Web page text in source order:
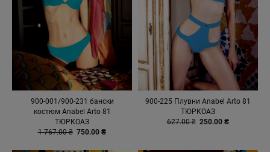
900-001/900-231 бански
костюм Anabel Arto 81
ТЮРКОАЗ
1 767.00 ₴ 750.00 ₴
900-225 Плувни Anabel Arto 81
ТЮРКОАЗ
627.00 ₴ 250.00 ₴